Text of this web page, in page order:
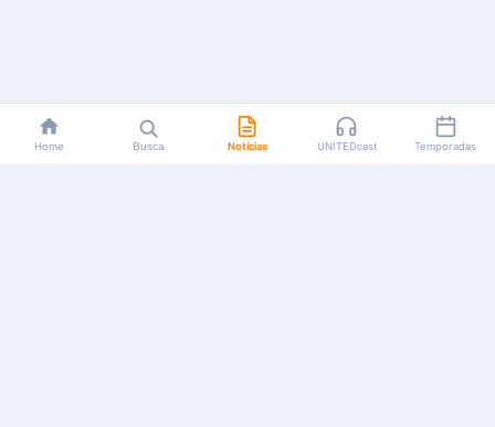
Home Busca Notícias UNITEDcast Temporadas